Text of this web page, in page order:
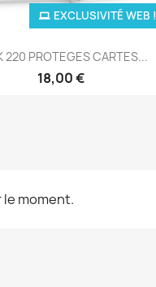
Aperçu rapide
220 PROTEGES CARTES...
18,00 €
EXCLUSIVITÉ WEB !
le moment.